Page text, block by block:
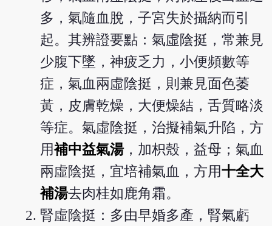
多，氣隨血脫，子宮失於攝納而引
起。其辨證要點：氣虛陰挺，常兼見
少腹下墜，神疲乏力，小便頻數等
症，氣血兩虛陰挺，則兼見面色萎
黃，皮膚乾燥，大便燥結，舌質略淡
等症。氣虛陰挺，治擬補氣升陷，方
用補中益氣湯，加枳殼，益母；氣血
兩虛陰挺，宜培補氣血，方用十全大
補湯去肉桂如鹿角霜。
腎虛陰挺：多由早婚多產，腎氣虧